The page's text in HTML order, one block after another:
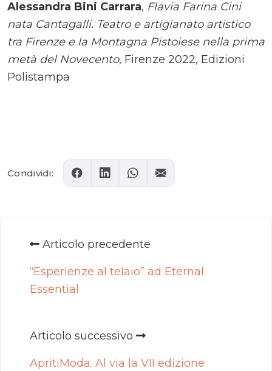
Alessandra Bini Carrara, Flavia Farina Cini
nata Cantagalli. Teatro e artigianato artistico
tra Firenze e la Montagna Pistoiese nella prima
metà del Novecento, Firenze 2022, Edizioni
Polistampa
Condividi:
Articolo precedente
“Esperienze al telaio” ad Eternal
Essential
Articolo successivo
ApritiModa. Al via la VII edizione